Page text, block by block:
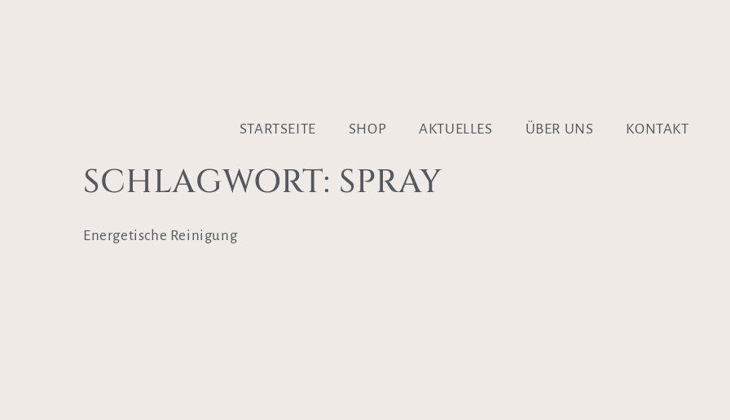
STARTSEITE SHOP AKTUELLES ÜBER UNS KONTAKT
SCHLAGWORT: SPRAY
Energetische Reinigung